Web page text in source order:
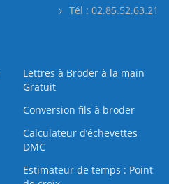
Tél : 02.85.52.63.21
Lettres à Broder à la main
Gratuit
Conversion fils à broder
Calculateur d’échevettes
DMC
Estimateur de temps : Point